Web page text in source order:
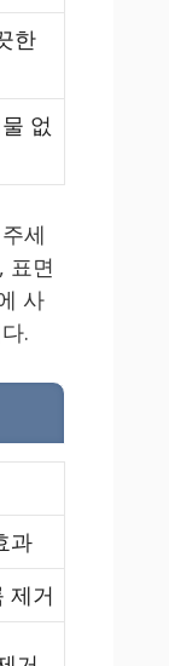
한
없
세
표면
사
.
과
제거